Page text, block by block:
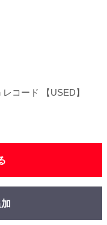
コード 【USED】